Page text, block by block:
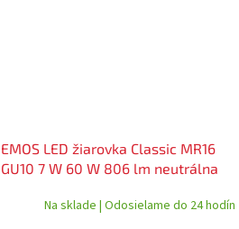
EMOS LED žiarovka Classic MR16
GU10 7 W 60 W 806 lm neutrálna
Na sklade | Odosielame do 24 hodín